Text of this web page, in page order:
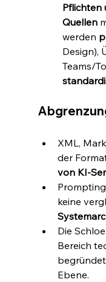
Pflichten
Quellen
werden
Design),
Teams/
XML,
der
von KI-
keine
Die
Bereich
Ebene.